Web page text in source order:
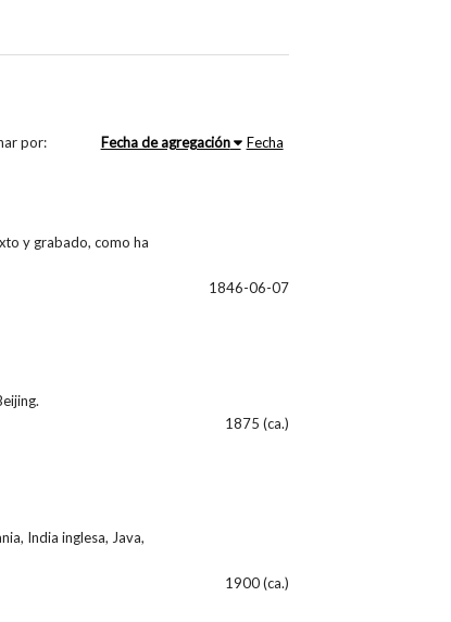
por: Fecha de agregación Fecha
y grabado, como ha
1846-06-07
1875 (ca.)
India inglesa, Java,
1900 (ca.)